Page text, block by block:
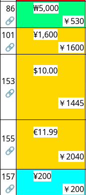
86
🔗
₩5,000
￥530
101
🔗
¥1,600
￥1600
153
🔗
$10.00
￥1445
155
🔗
€11.99
￥2040
157
🔗
¥200
￥200